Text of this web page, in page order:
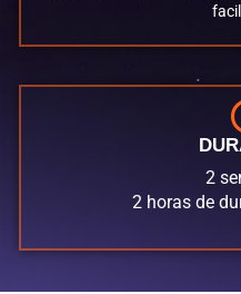
2
2 horas de